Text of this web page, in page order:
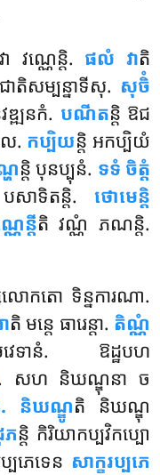
វណ្ណេន្តិ. ផលំ វាតិ
ាតិសម្បន្នាទីសុ. សុចិំ
ឌ្ឍនកំ. បណីតន្តិ ឱជ
េ. កប្បិយន្តិ អកប្បិយំ
ហន្តិ បុនប្បុនំ. ទទំ ចិត្តំ
សាទិតន្តិ. ថោមេន្តិ
េន្តីតិ វណ្ណំ ភណន្តិ.
ោកតោ ទិន្នការណា.
តិ មន្តេ ធារេន្តា. តិណ្ណំ
វេទានំ. ឱដ្ឋបហ
សហ និឃណ្ឌុនា ច
. និឃណ្ឌូតិ និឃណ្ឌុ
ភន្តិ កិរិយាកប្បវិកប្បោ
ភេទេន សាក្ខរប្បភេ